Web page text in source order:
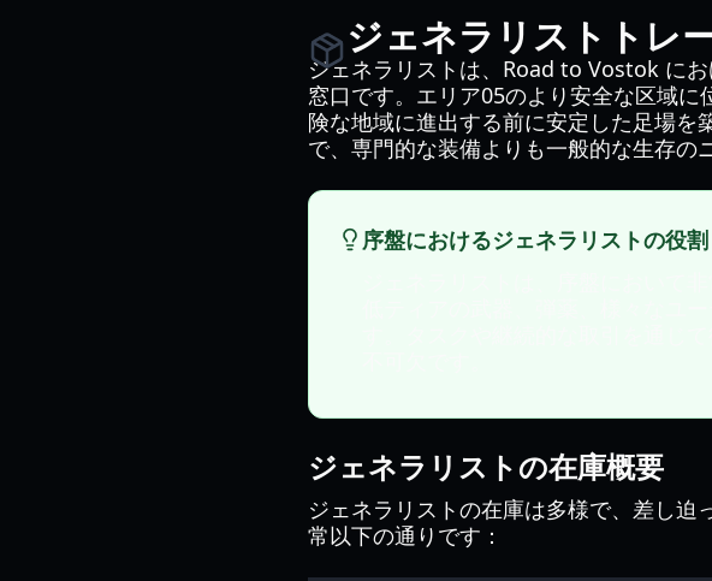
ジェネラリストトレ
ジェネラリストは、Road to Vostok に
窓口です。エリア05のより安全な区域
険な地域に進出する前に安定した足場
で、専門的な装備よりも一般的な生存の
序盤におけるジェネラリストの役割
ジェネラリストの在庫概要
ジェネラリストの在庫は多様で、差し
常以下の通りです：